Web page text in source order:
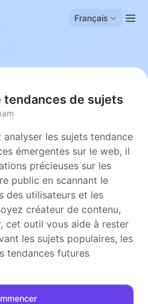
Français
tendances de sujets
les sujets tendance
émergentes sur le web, il
précieuses sur les
public en scannant le
des utilisateurs et les
créateur de contenu,
cet outil vous aide à rester
les sujets populaires, les
tendances futures